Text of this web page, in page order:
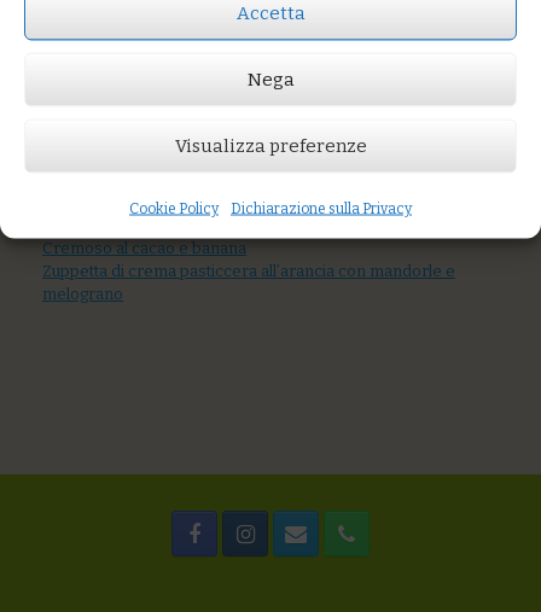
Accetta
Nega
Visualizza preferenze
Cookie Policy Dichiarazione sulla Privacy
AGGIUNGI AL CARRELLO
You might also like
Cremoso al cacao e banana
Zuppetta di crema pasticcera all’arancia con mandorle e
melograno